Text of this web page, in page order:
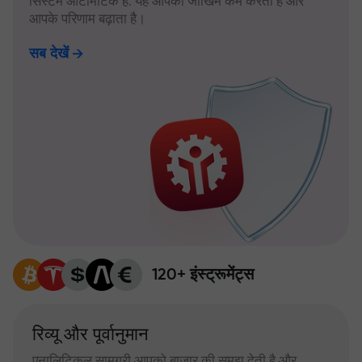
आपके परिणाम बढ़ाता है।
सब देखें
120+ इंस्ट्रूमेंट्स
रिव्यू और पूर्वानुमान